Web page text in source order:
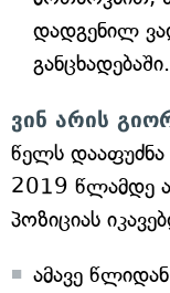
დადგენილ
განცხადებაში.
ვინ არის
წელს დააფუძნა
2019 წლამდე
პოზიციას
ამავე